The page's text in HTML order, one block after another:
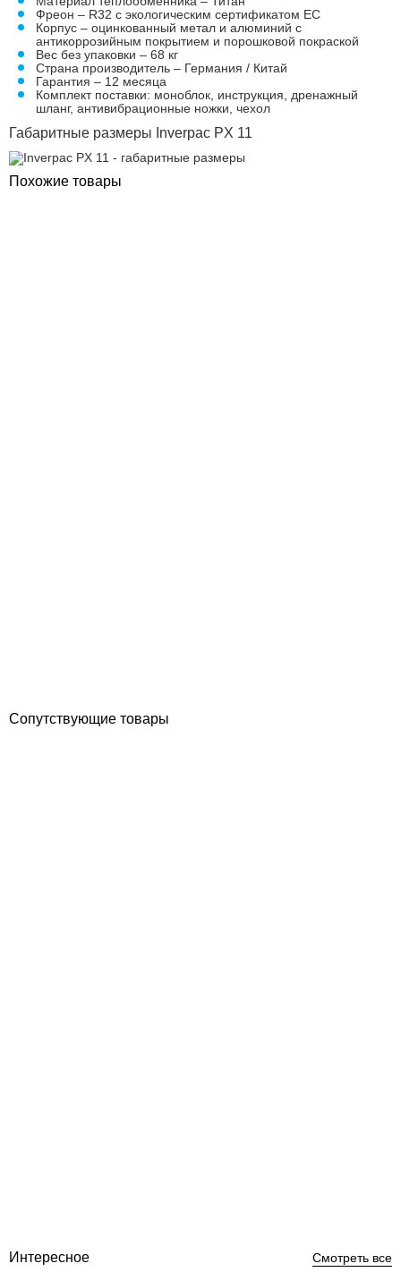
Фреон – R32 с экологическим сертификатом ЕС
Корпус – оцинкованный метал и алюминий с
антикоррозийным покрытием и порошковой покраской
Вес без упаковки – 68 кг
Страна производитель – Германия / Китай
Гарантия – 12 месяца
Комплект поставки: моноблок, инструкция, дренажный
шланг, антивибрационные ножки, чехол
Габаритные размеры Inverpac PX 11
Похожие товары
Сопутствующие товары
Интересное Смотреть все